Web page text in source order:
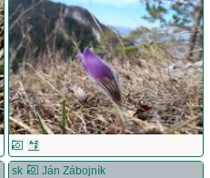
sk
Ján Zábojník